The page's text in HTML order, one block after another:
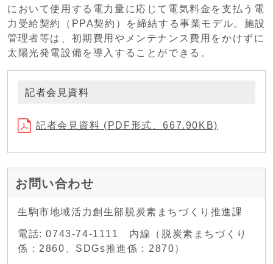
において使用する電力量に応じて電気料金を支払う電
力受給契約（PPA契約）を締結する事業モデル。施設
管理者等は、初期費用やメンテナンス費用をかけずに
太陽光発電設備を導入することができる。
記者会見資料
記者会見資料 (PDF形式、667.90KB)
お問い合わせ
生駒市地域活力創生部脱炭素まちづくり推進課
電話: 0743-74-1111 内線（脱炭素まちづくり
係：2860、SDGs推進係：2870）